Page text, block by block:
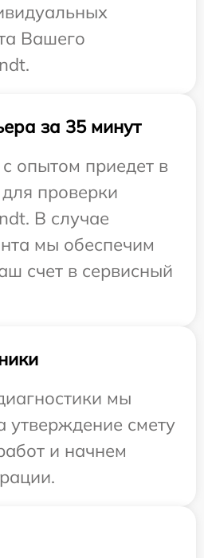
Вашего
за 35 минут
опытом приедет в
проверки
В случае
мы обеспечим
счет в сервисный
мы
утверждение смету
и начнем